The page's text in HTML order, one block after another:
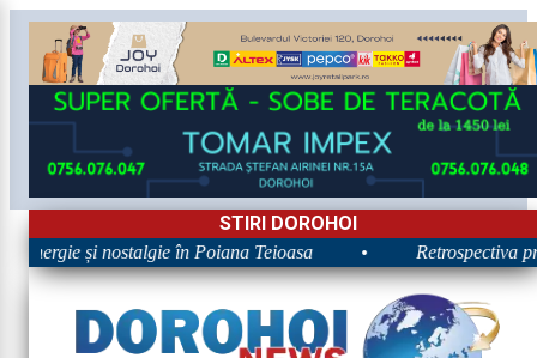
STIRI DOROHOI
și nostalgie în Poiana Teioasa Retrospectiva